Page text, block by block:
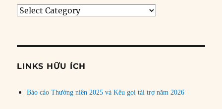
Tìm
đề
LINKS HỮU ÍCH
Báo cáo Thường niên 2025 và Kêu gọi tài trợ năm 2026